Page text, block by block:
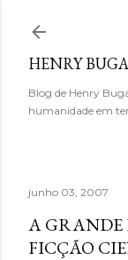
HENRY
Blog de Henry
humanidade em
junho 03, 2007
A GRANDE
FICÇÃO